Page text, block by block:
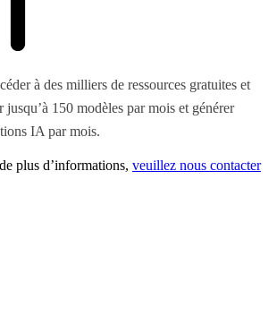
à des milliers de ressources gratuites et
jusqu’à 150 modèles par mois et générer
IA par mois.
plus d’informations, veuillez nous contacter